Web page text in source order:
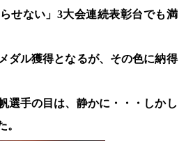
せない」3大会連続表彰台でも満
ダル獲得となるが、その色に納得
選手の目は、静かに・・・しかし
。